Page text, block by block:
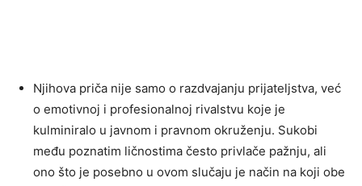
Njihova priča nije samo o razdvajanju prijateljstva, već
o emotivnoj i profesionalnoj rivalstvu koje je
kulminiralo u javnom i pravnom okruženju. Sukobi
među poznatim ličnostima često privlače pažnju, ali
ono što je posebno u ovom slučaju je način na koji obe